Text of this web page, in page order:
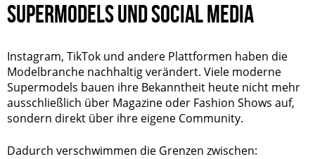
SUPERMODELS UND SOCIAL MEDIA
Instagram, TikTok und andere Plattformen haben die
Modelbranche nachhaltig verändert. Viele moderne
Supermodels bauen ihre Bekanntheit heute nicht mehr
ausschließlich über Magazine oder Fashion Shows auf,
sondern direkt über ihre eigene Community.
Dadurch verschwimmen die Grenzen zwischen: